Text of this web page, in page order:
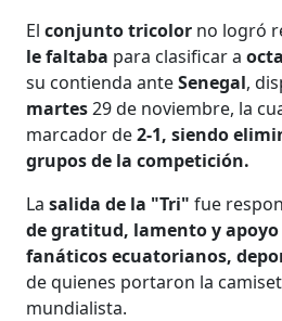
Elconjunto tricolor no logró
le faltaba para clasificar a
su contienda anteSenegal,
martes29 de noviembre, la
marcador de2-1, siendo
grupos de la competición.
Lasalida de la "Tri" fue
de gratitud, lamento y apoyo
fanáticos ecuatorianos,
de quienes portaron la
mundialista.